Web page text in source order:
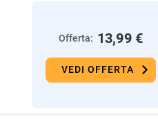
Offerta: 13,99 €
VEDI OFFERTA